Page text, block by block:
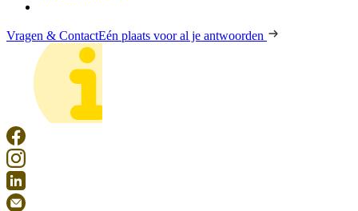
Vragen & ContactEén plaats voor al je antwoorden